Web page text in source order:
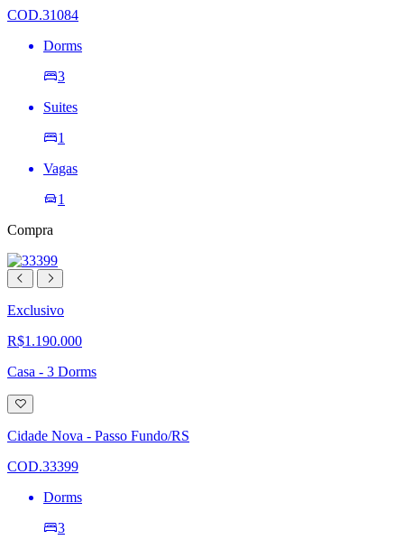
COD.31084
Dorms
3
Suites
1
Vagas
1
Compra
Exclusivo
R$1.190.000
Casa - 3 Dorms
Adicionar
à
lista
de
Cidade Nova - Passo Fundo/RS
COD.33399
Dorms
3